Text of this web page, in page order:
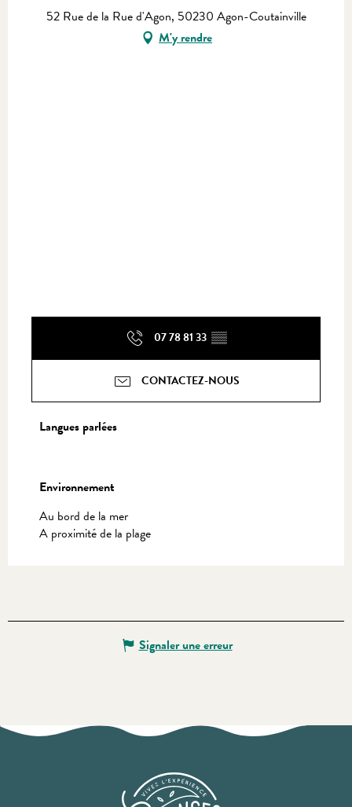
52 Rue de la Rue d'Agon, 50230 Agon-Coutainville
M'y rendre
07 78 81 33 ▒▒
CONTACTEZ-NOUS
Langues parlées
Langues parlées
Environnement
Environnement
Au bord de la mer
A proximité de la plage
Signaler une erreur